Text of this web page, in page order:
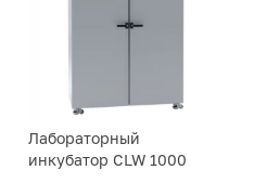
Лабораторный
инкубатор CLW 1000